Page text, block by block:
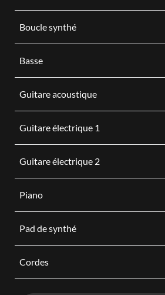
Boucle synthé
Basse
Guitare acoustique
Guitare électrique 1
Guitare électrique 2
Piano
Pad de synthé
Cordes